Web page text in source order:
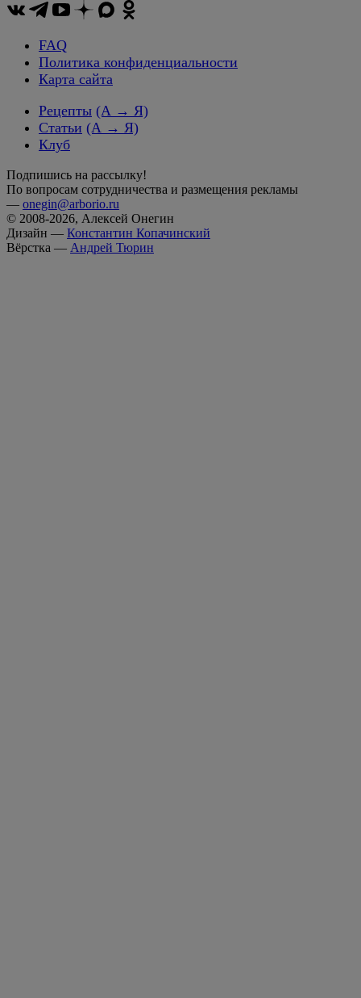
FAQ
Политика конфиденциальности
Карта сайта
Рецепты (А → Я)
Статьи (А → Я)
Клуб
Подпишись на рассылку!
По вопросам сотрудничества и размещения рекламы
— onegin@arborio.ru
© 2008-2026, Алексей Онегин
Дизайн — Константин Копачинский
Вёрстка — Андрей Тюрин